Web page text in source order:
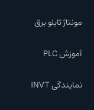
مونتاژ تابلو برق
آموزش PLC
نمایندگی INVT